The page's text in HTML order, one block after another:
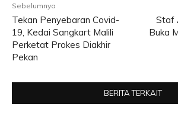
Sebelumnya
Tekan Penyebaran Covid-
19, Kedai Sangkart Malili
Perketat Prokes Diakhir
Pekan
Staf
Buka
BERITA TERKAIT